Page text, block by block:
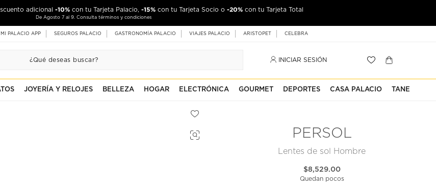
adicional -10% con tu Tarjeta Palacio, -15% con tu Tarjeta Socio o -20% con tu Tarjeta Total
De Agosto 7 al 9. Consulta términos y condiciones
MI PALACIO APP SEGUROS PALACIO GASTRONOMÍA PALACIO VIAJES PALACIO ARISTOPET CELEBRA
INICIAR SESIÓN
JOYERÍA Y RELOJES BELLEZA HOGAR ELECTRÓNICA GOURMET DEPORTES CASA PALACIO TANE
PERSOL
Lentes de sol Hombre
$8,529.00
Quedan pocos